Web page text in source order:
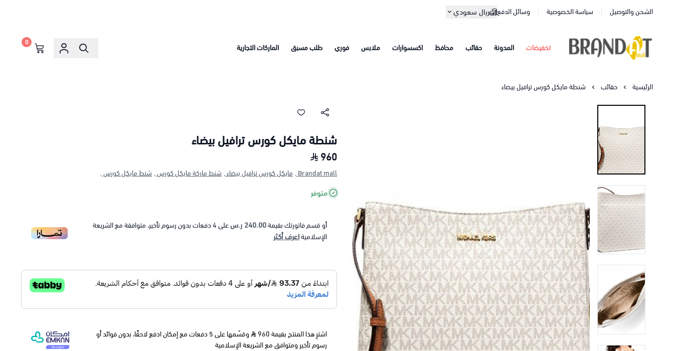
الشحن والتوصيل سياسة الخصوصية وسائل الدفع ريال سعودي
براندات مول تخفيضات المدونة حقائب محافظ اكسسوارات ملابس فوري طلب مسبق الماركات التجارية
0
الرئيسية حقائب شنطة مايكل كورس ترافيل بيضاء
شنطة مايكل كورس ترافيل بيضاء
960
Brandat mall , مايكل كورس ترافيل بيضاء , شنط ماركة مايكل كورس , شنط مايكل كورس ,
متوفر
أو قسم فاتورتك بقيمة240.00 ر.س على4دفعات بدون رسوم تأخير، متوافقة مع الشريعة
الإسلاميةاعرف أكثر
اشترِ هذا المنتج بقيمة 960
وقسّمها على 5 دفعات مع إمكان ادفع لاحقًا، بدون فوائد أو
رسوم تأخير ومتوافق مع الشريعة الإسلامية